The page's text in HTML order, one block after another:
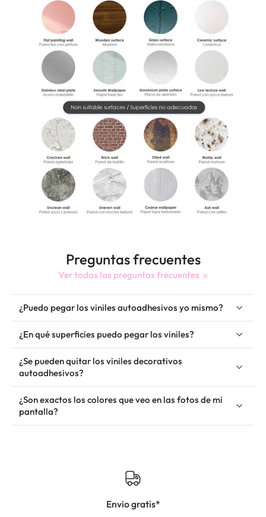
Preguntas frecuentes
Ver todas las preguntas frecuentes
¿Puedo pegar los viniles autoadhesivos yo mismo?
¿En qué superficies puedo pegar los viniles?
¿Se pueden quitar los viniles decorativos
autoadhesivos?
¿Son exactos los colores que veo en las fotos de mi
pantalla?
Envio gratis*